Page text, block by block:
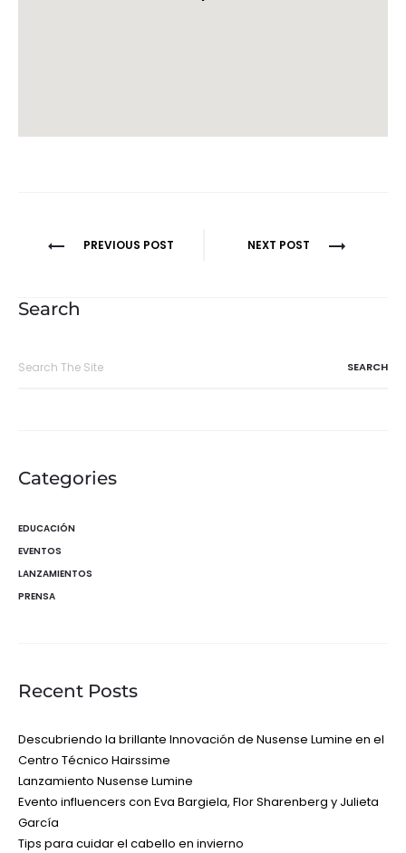
Navegación
entradas
PREVIOUS POST NEXT POST
Search
Categories
EDUCACIÓN
EVENTOS
LANZAMIENTOS
PRENSA
Recent Posts
Descubriendo la brillante Innovación de Nusense Lumine en el
Centro Técnico Hairssime
Lanzamiento Nusense Lumine
Evento influencers con Eva Bargiela, Flor Sharenberg y Julieta
García
Tips para cuidar el cabello en invierno